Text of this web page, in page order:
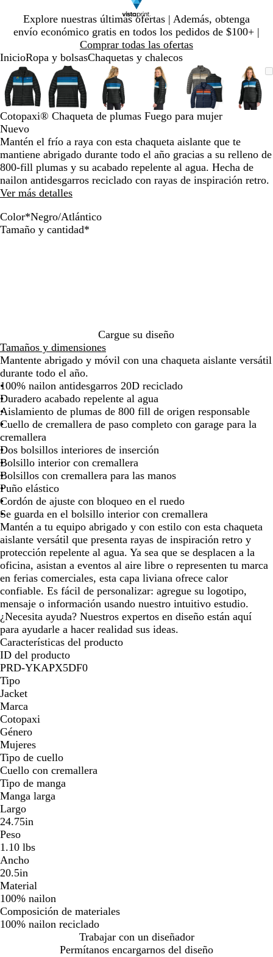
Explore nuestras últimas ofertas | Además, obtenga
envío económico gratis en todos los pedidos de $100+ |
Comprar todas las ofertas
Diapositiva
1
InicioRopa y bolsasChaquetas y chalecos
Imagen
ampliable
con
zoom
Ampliado
al
mínimo
Haga
clic
para
expandir
Use
la
tecla
de
más
(+)
y
menos
(-)
para
acercar/alejar
con
zoom
y
Imagen
ampliable
con
zoom
Ampliado
al
mínimo
Haga
clic
para
expandir
Use
la
tecla
de
más
y
menos
(-)
para
acercar/alejar
con
zoom
y
Imagen
ampliable
con
zoom
Ampliado
al
mínimo
Haga
clic
para
expandir
Use
la
tecla
de
más
y
menos
(-)
para
Imagen
ampliable
con
zoom
Ampliado
al
mínimo
Haga
clic
para
expandir
Use
la
tecla
de
más
y
menos
(-)
para
Imagen
ampliable
con
zoom
Ampliado
al
mínimo
Haga
clic
para
expandir
Use
la
tecla
de
más
y
menos
(-)
para
con
al
Haga
clic
para
Use
la
tecla
de
(-)
para
Diapositiva
de
Cotopaxi® Chaqueta de plumas Fuego para mujer
Nuevo
Mantén el frío a raya con esta chaqueta aislante que te
mantiene abrigado durante todo el año gracias a su relleno de
800-fill plumas y su acabado repelente al agua. Hecha de
nailon antidesgarros reciclado con rayas de inspiración retro.
Ver más detalles
Color*Negro/Atlántico
C
s
i
e
r
t
o
N
á
n
t
i
c
o
M
M
o
r
a
Tamaño y cantidad*
Cargue su diseño
Tamaños y dimensiones
Mantente abrigado y móvil con una chaqueta aislante versátil
durante todo el año.
100% nailon antidesgarros 20D reciclado
Duradero acabado repelente al agua
Aislamiento de plumas de 800 fill de origen responsable
Cuello de cremallera de paso completo con garage para la
cremallera
Dos bolsillos interiores de inserción
Bolsillo interior con cremallera
Bolsillos con cremallera para las manos
Puño elástico
Cordón de ajuste con bloqueo en el ruedo
Se guarda en el bolsillo interior con cremallera
Mantén a tu equipo abrigado y con estilo con esta chaqueta
aislante versátil que presenta rayas de inspiración retro y
protección repelente al agua. Ya sea que se desplacen a la
oficina, asistan a eventos al aire libre o representen tu marca
en ferias comerciales, esta capa liviana ofrece calor
confiable. Es fácil de personalizar: agregue su logotipo,
mensaje o información usando nuestro intuitivo estudio.
¿Necesita ayuda? Nuestros expertos en diseño están aquí
para ayudarle a hacer realidad sus ideas.
Características del producto
ID del producto
PRD-YKAPX5DF0
Tipo
Jacket
Marca
Cotopaxi
Género
Mujeres
Tipo de cuello
Cuello con cremallera
Tipo de manga
Manga larga
Largo
24.75in
Peso
1.10 lbs
Ancho
20.5in
Material
100% nailon
Composición de materiales
100% nailon reciclado
Trabajar con un diseñador
Permítanos encargarnos del diseño